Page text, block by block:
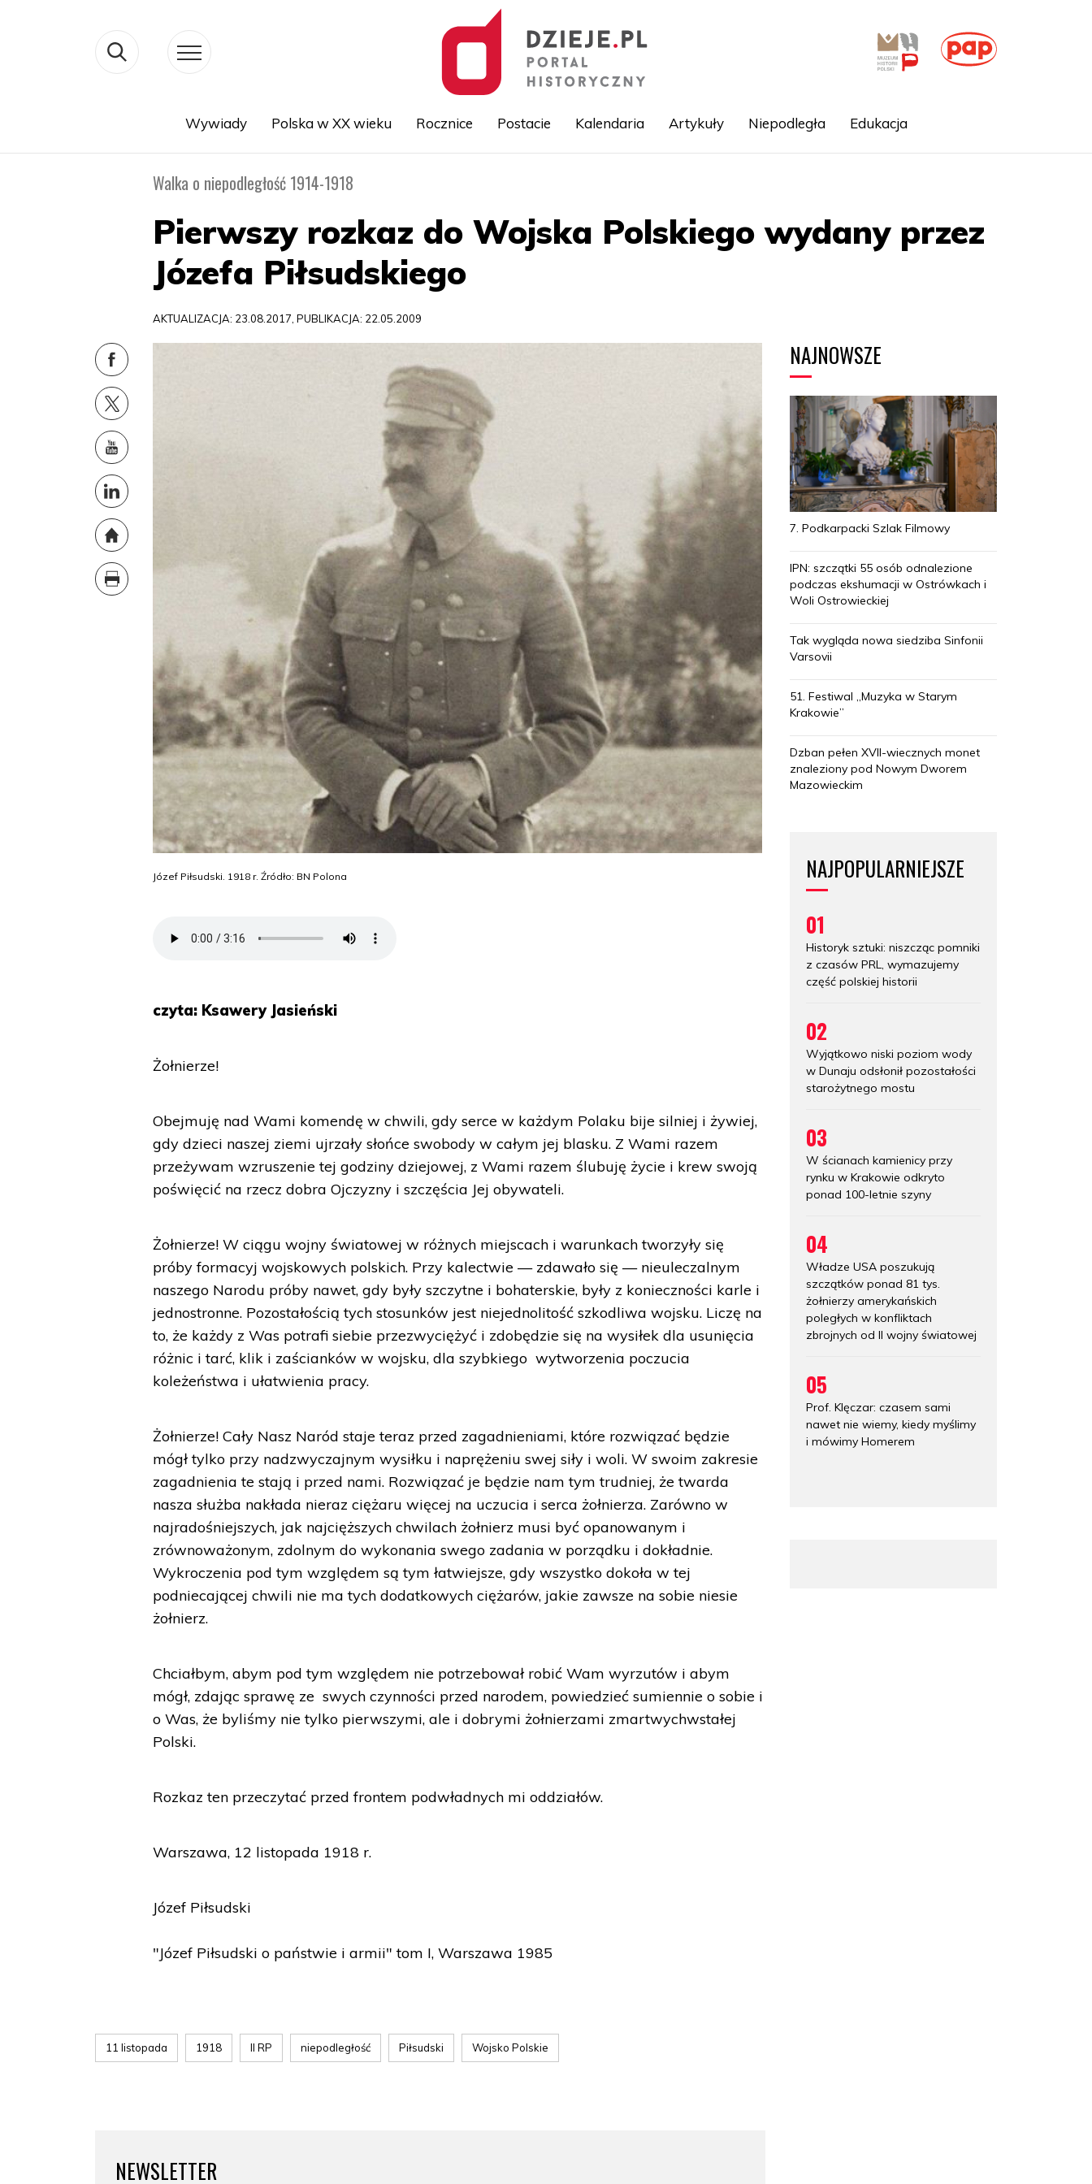
Wywiady Polska w XX wieku Rocznice Postacie Kalendaria Artykuły Niepodległa Edukacja
Walka o niepodległość 1914-1918
Pierwszy rozkaz do Wojska Polskiego wydany przez
Józefa Piłsudskiego
AKTUALIZACJA: 23.08.2017, PUBLIKACJA: 22.05.2009
Józef Piłsudski. 1918 r. Źródło: BN Polona
czyta: Ksawery Jasieński
Żołnierze!
Obejmuję nad Wami komendę w chwili, gdy serce w każdym Polaku bije silniej i żywiej,
gdy dzieci naszej ziemi ujrzały słońce swobody w całym jej blasku. Z Wami razem
przeżywam wzruszenie tej godziny dziejowej, z Wami razem ślubuję życie i krew swoją
poświęcić na rzecz dobra Ojczyzny i szczęścia Jej obywateli.
Żołnierze! W ciągu wojny światowej w różnych miejscach i warunkach tworzyły się
próby formacyj wojskowych polskich. Przy kalectwie — zdawało się — nieuleczalnym
naszego Narodu próby nawet, gdy były szczytne i bohaterskie, były z konieczności karle i
jednostronne. Pozostałością tych stosunków jest niejednolitość szkodliwa wojsku. Liczę na
to, że każdy z Was potrafi siebie przezwyciężyć i zdobędzie się na wysiłek dla usunięcia
różnic i tarć, klik i zaścianków w wojsku, dla szybkiego wytworzenia poczucia
koleżeństwa i ułatwienia pracy.
Żołnierze! Cały Nasz Naród staje teraz przed zagadnieniami, które rozwiązać będzie
mógł tylko przy nadzwyczajnym wysiłku i naprężeniu swej siły i woli. W swoim zakresie
zagadnienia te stają i przed nami. Rozwiązać je będzie nam tym trudniej, że twarda
nasza służba nakłada nieraz ciężaru więcej na uczucia i serca żołnierza. Zarówno w
najradośniejszych, jak najcięższych chwilach żołnierz musi być opanowanym i
zrównoważonym, zdolnym do wykonania swego zadania w porządku i dokładnie.
Wykroczenia pod tym względem są tym łatwiejsze, gdy wszystko dokoła w tej
podniecającej chwili nie ma tych dodatkowych ciężarów, jakie zawsze na sobie niesie
żołnierz.
Chciałbym, abym pod tym względem nie potrzebował robić Wam wyrzutów i abym
mógł, zdając sprawę ze swych czynności przed narodem, powiedzieć sumiennie o sobie i
o Was, że byliśmy nie tylko pierwszymi, ale i dobrymi żołnierzami zmartwychwstałej
Polski.
Rozkaz ten przeczytać przed frontem podwładnych mi oddziałów.
Warszawa, 12 listopada 1918 r.
Józef Piłsudski
"Józef Piłsudski o państwie i armii" tom I, Warszawa 1985
11 listopada 1918 II RP niepodległość Piłsudski Wojsko Polskie
NEWSLETTER
NAJNOWSZE
7. Podkarpacki Szlak Filmowy
IPN: szczątki 55 osób odnalezione
podczas ekshumacji w Ostrówkach i
Woli Ostrowieckiej
Tak wygląda nowa siedziba Sinfonii
Varsovii
51. Festiwal „Muzyka w Starym
Krakowie”
Dzban pełen XVII-wiecznych monet
znaleziony pod Nowym Dworem
Mazowieckim
NAJPOPULARNIEJSZE
01
Historyk sztuki: niszcząc pomniki
z czasów PRL, wymazujemy
część polskiej historii
02
Wyjątkowo niski poziom wody
w Dunaju odsłonił pozostałości
starożytnego mostu
03
W ścianach kamienicy przy
rynku w Krakowie odkryto
ponad 100-letnie szyny
04
Władze USA poszukują
szczątków ponad 81 tys.
żołnierzy amerykańskich
poległych w konfliktach
zbrojnych od II wojny światowej
05
Prof. Klęczar: czasem sami
nawet nie wiemy, kiedy myślimy
i mówimy Homerem